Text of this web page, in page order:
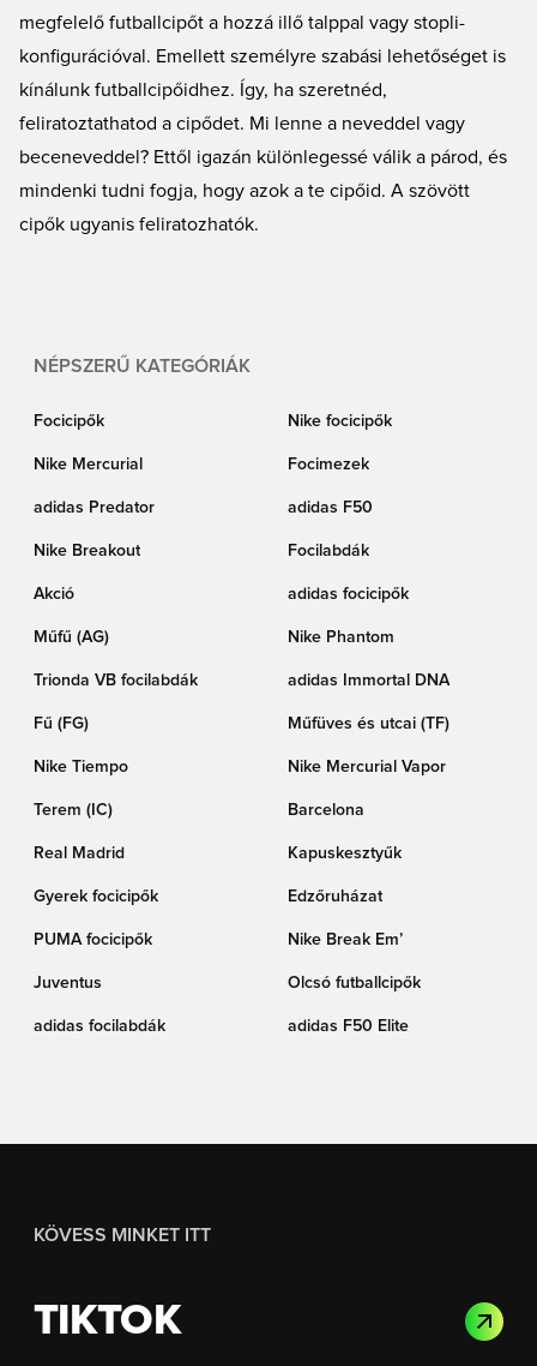
megfelelő futballcipőt a hozzá illő talppal vagy stopli-
konfigurációval. Emellett személyre szabási lehetőséget is
kínálunk futballcipőidhez. Így, ha szeretnéd,
feliratoztathatod a cipődet. Mi lenne a neveddel vagy
beceneveddel? Ettől igazán különlegessé válik a párod, és
mindenki tudni fogja, hogy azok a te cipőid. A szövött
cipők ugyanis feliratozhatók.
NÉPSZERŰ KATEGÓRIÁK
Focicipők Nike focicipők
Nike Mercurial Focimezek
adidas Predator adidas F50
Nike Breakout Focilabdák
Akció adidas focicipők
Műfű (AG) Nike Phantom
Trionda VB focilabdák adidas Immortal DNA
Fű (FG) Műfüves és utcai (TF)
Nike Tiempo Nike Mercurial Vapor
Terem (IC) Barcelona
Real Madrid Kapuskesztyűk
Gyerek focicipők Edzőruházat
PUMA focicipők Nike Break Em’
Juventus Olcsó futballcipők
adidas focilabdák adidas F50 Elite
KÖVESS MINKET ITT
TIKTOK